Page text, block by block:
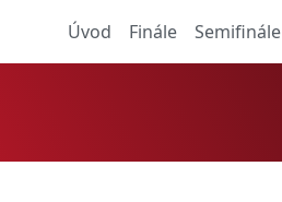
Úvod Finále Semifinále